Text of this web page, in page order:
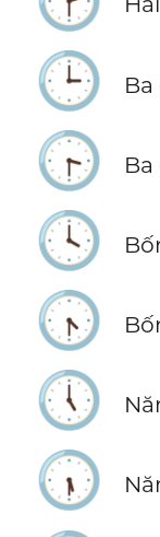
🕒 Ba
🕞
🕓
🕟
🕔
🕠